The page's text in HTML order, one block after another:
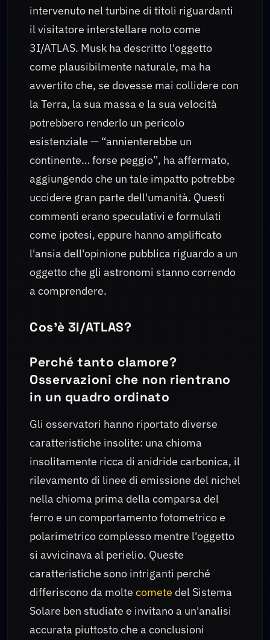
intervenuto nel turbine di titoli riguardanti
il visitatore interstellare noto come
3I/ATLAS. Musk ha descritto l'oggetto
come plausibilmente naturale, ma ha
avvertito che, se dovesse mai collidere con
la Terra, la sua massa e la sua velocità
potrebbero renderlo un pericolo
esistenziale — “annienterebbe un
continente… forse peggio”, ha affermato,
aggiungendo che un tale impatto potrebbe
uccidere gran parte dell'umanità. Questi
commenti erano speculativi e formulati
come ipotesi, eppure hanno amplificato
l'ansia dell'opinione pubblica riguardo a un
oggetto che gli astronomi stanno correndo
a comprendere.
Cos'è 3I/ATLAS?
Perché tanto clamore?
Osservazioni che non rientrano
in un quadro ordinato
Gli osservatori hanno riportato diverse
caratteristiche insolite: una chioma
insolitamente ricca di anidride carbonica, il
rilevamento di linee di emissione del nichel
nella chioma prima della comparsa del
ferro e un comportamento fotometrico e
polarimetrico complesso mentre l'oggetto
si avvicinava al perielio. Queste
caratteristiche sono intriganti perché
differiscono da molte comete del Sistema
Solare ben studiate e invitano a un'analisi
accurata piuttosto che a conclusioni